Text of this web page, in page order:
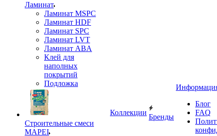
Ламинат
Ламинат MSPC
Ламинат HDF
Ламинат SPC
Ламинат LVT
Ламинат ABA
Клей для
наполных
покрытий
Подложка
Строительные смеси
MAPEI
Коллекции
Бренды
Блог
FAQ